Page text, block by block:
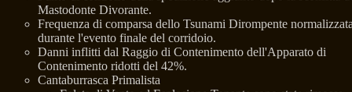
Mastodonte Divorante.
Frequenza di comparsa dello Tsunami Dirompente
durante l'evento finale del corridoio.
Danni inflitti dal Raggio di Contenimento dell'Apparato di
Contenimento ridotti del 42%.
Cantaburrasca Primalista